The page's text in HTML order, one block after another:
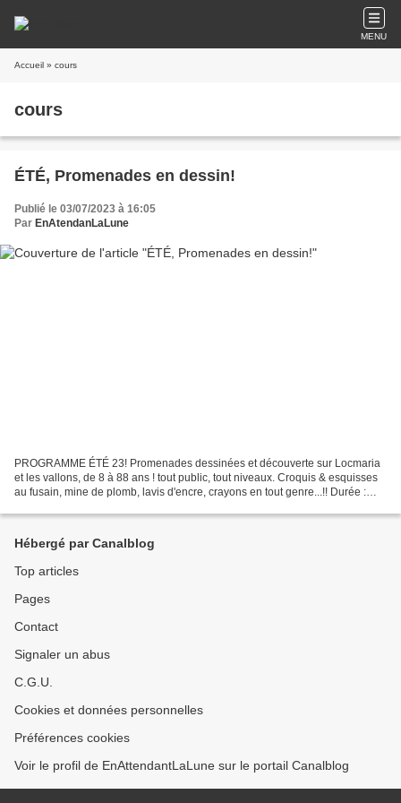
MENU
Accueil » cours
cours
ÉTÉ, Promenades en dessin!
Publié le 03/07/2023 à 16:05
Par EnAtendanLaLune
PROGRAMME ÉTÉ 23! Promenades dessinées et découverte sur Locmaria
et les vallons, de 8 à 88 ans ! tout public, tout niveaux. Croquis & esquisses
au fusain, mine de plomb, lavis d'encre, crayons en tout genre...!! Durée :
Hébergé par Canalblog
Top articles
Pages
Contact
Signaler un abus
C.G.U.
Cookies et données personnelles
Préférences cookies
Voir le profil de EnAttendantLaLune sur le portail Canalblog